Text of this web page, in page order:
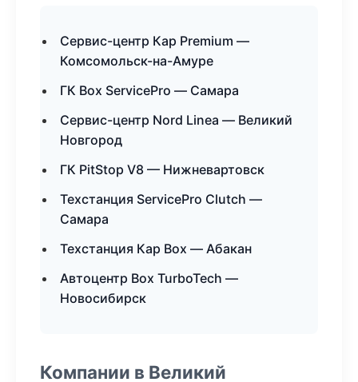
Сервис-центр Кар Premium —
Комсомольск-на-Амуре
ГК Box ServicePro — Самара
Сервис-центр Nord Linea — Великий
Новгород
ГК PitStop V8 — Нижневартовск
Техстанция ServicePro Clutch —
Самара
Техстанция Кар Box — Абакан
Автоцентр Box TurboTech —
Новосибирск
Компании в Великий